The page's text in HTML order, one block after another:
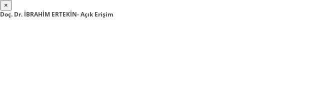
×
Doç. Dr. İBRAHİM ERTEKİN- Açık Erişim